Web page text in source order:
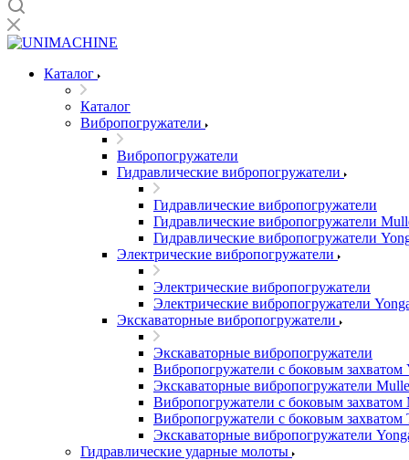
Каталог
Каталог
Вибропогружатели
Вибропогружатели
Гидравлические вибропогружатели
Гидравлические вибропогружатели
Гидравлические вибропогружатели
Гидравлические вибропогружатели
Электрические вибропогружатели
Электрические вибропогружатели
Электрические вибропогружатели
Экскаваторные вибропогружатели
Экскаваторные вибропогружатели
Вибропогружатели с боковым захватом
Экскаваторные вибропогружатели
Вибропогружатели с боковым захватом
Вибропогружатели с боковым захватом
Экскаваторные вибропогружатели
Гидравлические ударные молоты